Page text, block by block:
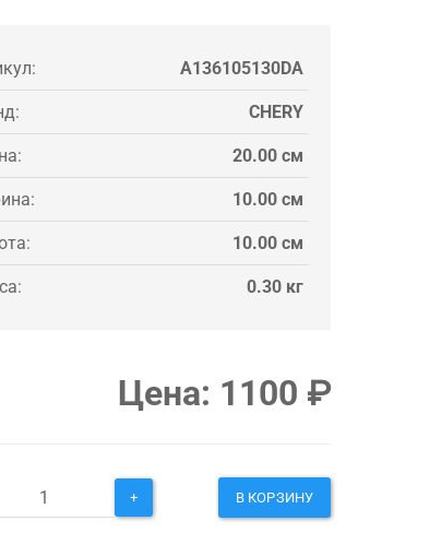
A136105130DA
CHERY
20.00 см
10.00 см
10.00 см
0.30 кг
Цена: 1100 ₽
+ В КОРЗИНУ